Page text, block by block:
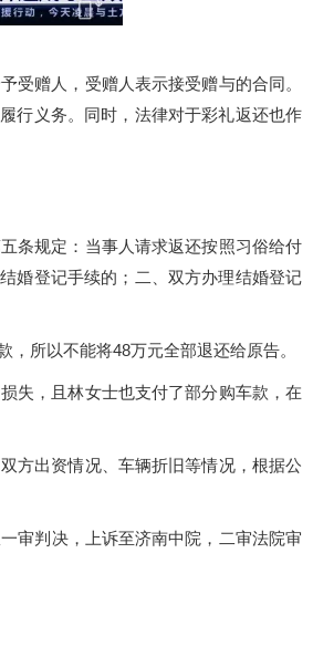
受赠人，受赠人表示接受赠与的合同。
行义务。同时，法律对于彩礼返还也作